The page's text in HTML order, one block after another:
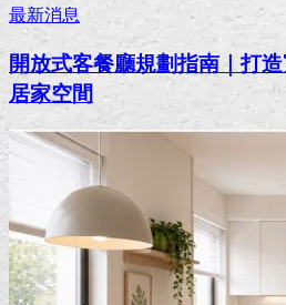
最新消息
開放式客餐廳規劃指南｜打
居家空間